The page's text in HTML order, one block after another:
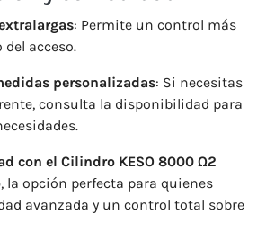
: Permite un control más
del acceso.
personalizadas: Si necesitas
consulta la disponibilidad para
con el Cilindro KESO 8000 Ω2
, la opción perfecta para quienes
avanzada y un control total sobre